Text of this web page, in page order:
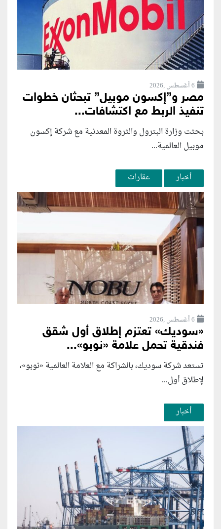
6 أغسطس ,2026
مصر و”إكسون موبيل” تبحثان خطوات
تنفيذ الربط مع اكتشافات...
بحثت وزارة البترول والثروة المعدنية مع شركة إكسون
موبيل العالمية...
أخبار عقارات
6 أغسطس ,2026
«سوديك» تعتزم إطلاق أول شقق
فندقية تحمل علامة «نوبو»...
تستعد شركة سوديك، بالشراكة مع العلامة العالمية «نوبو»،
لإطلاق أول...
أخبار